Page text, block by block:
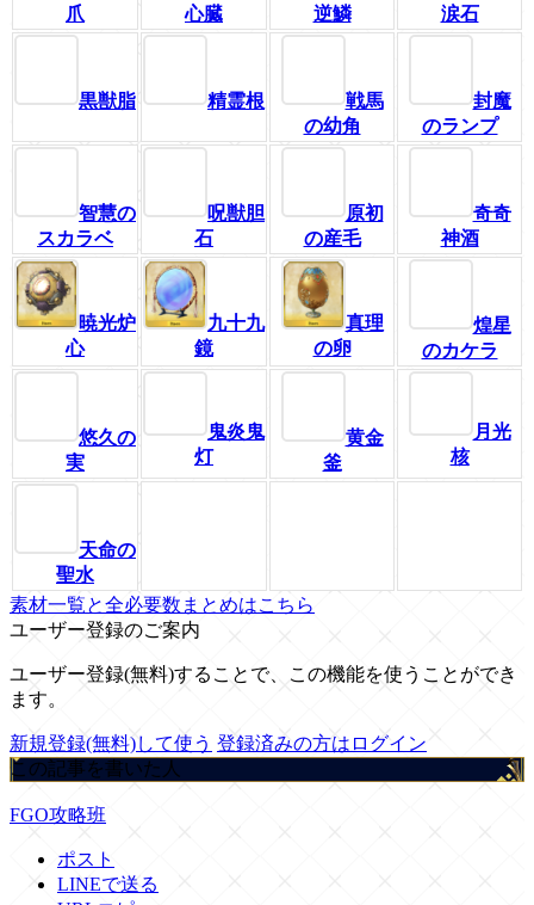
爪
心臓
逆鱗
涙石
黒獣脂 精霊根
戦馬
の幼角
封魔
のランプ
智慧の
スカラベ
呪獣胆
石
原初
の産毛
奇奇
神酒
暁光炉
心
九十九
鏡
真理
の卵
煌星
のカケラ
悠久の
実
鬼炎鬼
灯
黄金
釜
月光
核
天命の
聖水
素材一覧と全必要数まとめはこちら
ユーザー登録のご案内
ユーザー登録(無料)することで、この機能を使うことができ
ます。
新規登録(無料)して使う 登録済みの方はログイン
この記事を書いた人
FGO攻略班
ポスト
LINEで送る